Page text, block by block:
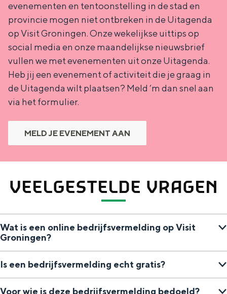
Organisatie
Groningen & Partners is de organisatie die
profilering van Groningen. Ontstaan uit
een bundeling van krachten.
NIEUWS
evenementen en tentoonstelling in de stad en
provincie mogen niet ontbreken in de Uitagenda
op Visit Groningen. Onze wekelijkse uittips op
social media en onze maandelijkse nieuwsbrief
vullen we met evenementen uit onze Uitagenda.
Heb jij een evenement of activiteit die je graag in
de Uitagenda wilt plaatsen? Meld ‘m dan snel aan
via het formulier.
MELD JE EVENEMENT AAN
VEELGESTELDE VRAGEN
Wat is een online bedrijfsvermelding op Visit
Groningen?
Is een bedrijfsvermelding echt gratis?
Voor wie is deze bedrijfsvermelding bedoeld?